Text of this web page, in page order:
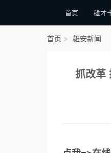
首页 雄才
首页 雄安新闻
抓改革